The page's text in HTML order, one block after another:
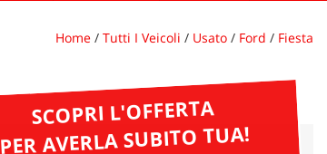
Home / Tutti I Veicoli / Usato / Ford / Fiesta
SCOPRI L'OFFERTA
PER AVERLA SUBITO TUA!